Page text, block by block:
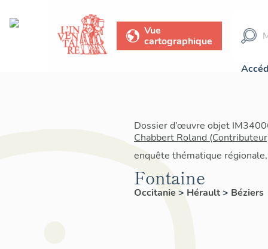
Vue
cartographique
Dossier d’œuvre objet
Chabbert Roland
enquête thématique
Fontaine
Occitanie > Hérault> Béziers